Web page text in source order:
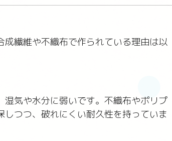
繊維や不織布で作られている理由は以
気や水分に弱いです。不織布やポリプ
つつ、破れにくい耐久性を持っていま